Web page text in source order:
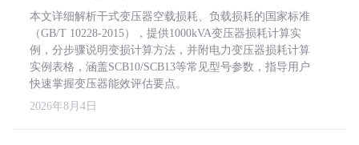
本文详细解析干式变压器空载损耗、负载损耗的国家标准
（GB/T 10228-2015），提供1000kVA变压器损耗计算实
例，分步骤说明变损计算方法，并附电力变压器损耗计算
实例表格，涵盖SCB10/SCB13等常见型号参数，指导用户
快速掌握变压器能效评估要点。
2026年8月4日